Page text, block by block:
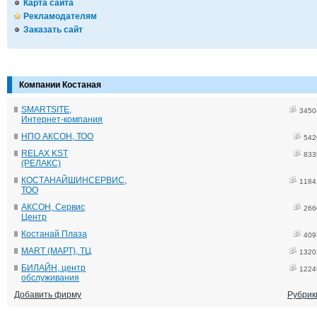
Карта сайта
Рекламодателям
Заказать сайт
Компании Костаная
SMARTSITE,
Интернет-компания
НПО АКСОН, ТОО
RELAX KST
(РЕЛАКС)
КОСТАНАЙШИНСЕРВИС,
ТОО
АКСОН, Сервис
Центр
Костанай Плаза
MART (МАРТ), ТЦ
БИЛАЙН, центр
обслуживания
Добавить фирму